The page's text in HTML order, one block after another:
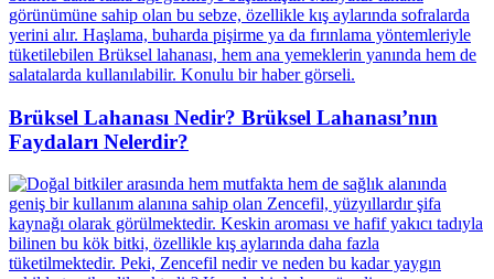
Brüksel Lahanası Nedir? Brüksel Lahanası’nın
Faydaları Nelerdir?